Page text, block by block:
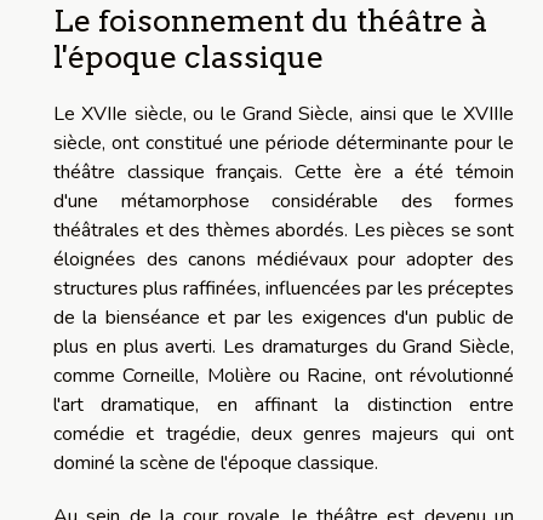
Le foisonnement du théâtre à
l'époque classique
Le XVIIe siècle, ou le Grand Siècle, ainsi que le XVIIIe
siècle, ont constitué une période déterminante pour le
théâtre classique français. Cette ère a été témoin
d'une métamorphose considérable des formes
théâtrales et des thèmes abordés. Les pièces se sont
éloignées des canons médiévaux pour adopter des
structures plus raffinées, influencées par les préceptes
de la bienséance et par les exigences d'un public de
plus en plus averti. Les dramaturges du Grand Siècle,
comme Corneille, Molière ou Racine, ont révolutionné
l'art dramatique, en affinant la distinction entre
comédie et tragédie, deux genres majeurs qui ont
dominé la scène de l'époque classique.